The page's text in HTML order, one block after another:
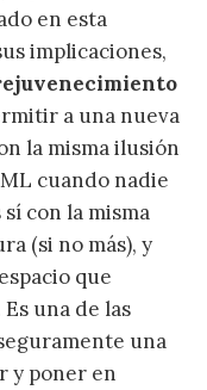
en esta
implicaciones,
a una nueva
la misma ilusión
cuando nadie
con la misma
(si no más), y
que
una de las
una
y poner en